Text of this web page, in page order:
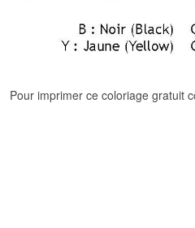
Pour imprimer ce coloriage gratuit